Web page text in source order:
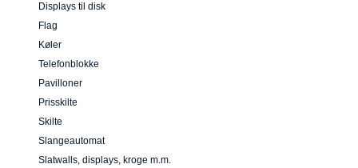
Displays til disk
Flag
Køler
Telefonblokke
Pavilloner
Prisskilte
Skilte
Slangeautomat
Slatwalls, displays, kroge m.m.